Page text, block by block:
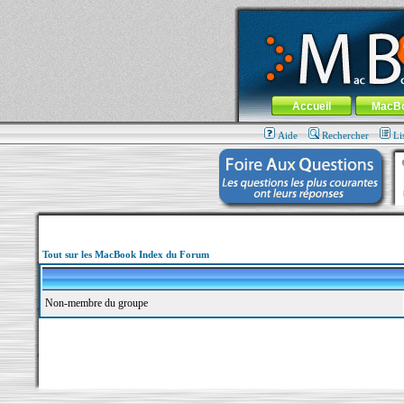
MacBook-fr.com : 100% Apple... 100%
Aller au contenu-Aller au menu
Menu général
Accueil
Aide Rechercher
Tout sur les MacBook Index du Forum
Non-membre du groupe